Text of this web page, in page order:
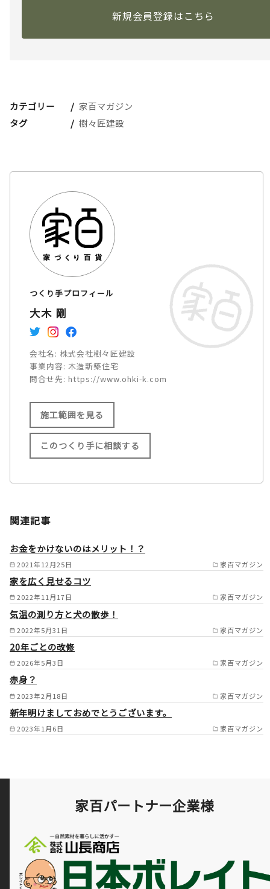
新規会員登録はこちら
カテゴリー
家百マガジン
タグ
樹々匠建設
つくり手プロフィール
大木 剛
会社名: 株式会社樹々匠建設
事業内容: 木造新築住宅
問合せ先: https://www.ohki-k.com
施工範囲を見る
施工範囲
菊川市（一部）湖西市 /
このつくり手に相談する
関連記事
2021年12月25日 家百マガジン
お金をかけないのはメリット！？
2022年11月17日 家百マガジン
家を広く見せるコツ
2022年5月31日 家百マガジン
気温の測り方と犬の散歩！
2026年5月3日 家百マガジン
20年ごとの改修
2023年2月18日 家百マガジン
赤身？
2023年1月6日 家百マガジン
新年明けましておめでとうございます。
家百パートナー企業様